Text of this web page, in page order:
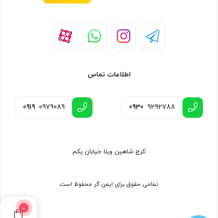
0
اطلاعات تماس
0930 9292788
0919 0979089
کرج شاهین ویلا خیابان یکم
تمامی حقوق برای ایمن گر محفوظ است